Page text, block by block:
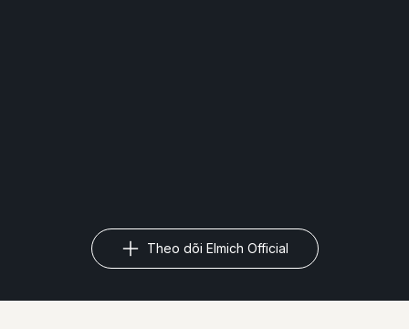
Theo dõi Elmich Official